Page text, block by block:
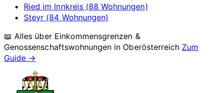
Ried im Innkreis (88 Wohnungen)
Steyr (84 Wohnungen)
📖 Alles über Einkommensgrenzen &
Genossenschaftswohnungen in Oberösterreich Zum
Guide →